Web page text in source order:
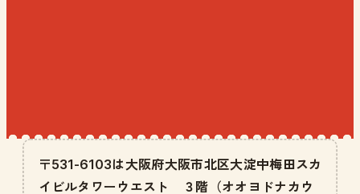
〒531-6103は大阪府大阪市北区大淀中梅田スカ
イビルタワーウエスト ３階（オオヨドナカウ